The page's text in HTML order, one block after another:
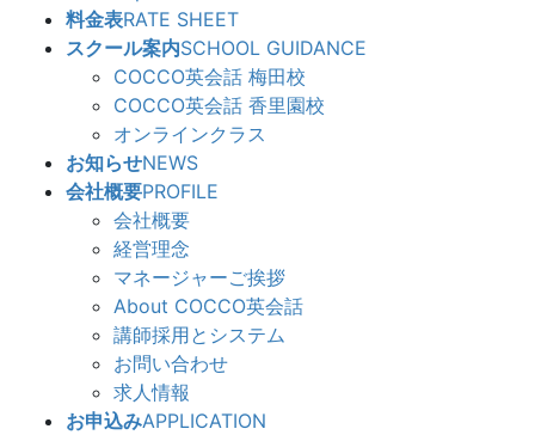
料金表RATE SHEET
スクール案内SCHOOL GUIDANCE
COCCO英会話 梅田校
COCCO英会話 香里園校
オンラインクラス
お知らせNEWS
会社概要PROFILE
会社概要
経営理念
マネージャーご挨拶
About COCCO英会話
講師採用とシステム
お問い合わせ
求人情報
お申込みAPPLICATION